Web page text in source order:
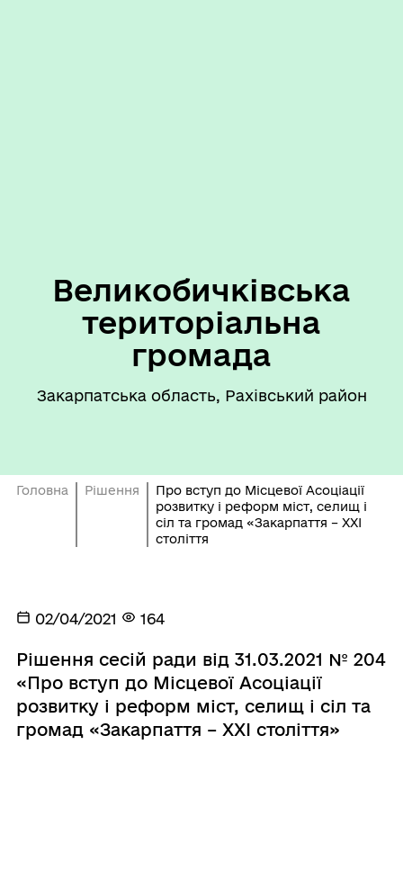
Великобичківська
територіальна
громада
Закарпатська область, Рахівський район
Головна Рішення
Про вступ до Місцевої Асоціації
розвитку і реформ міст, селищ і
сіл та громад «Закарпаття – ХХІ
століття
02/04/2021 164
Рішення сесій ради від 31.03.2021 № 204
«Про вступ до Місцевої Асоціації
розвитку і реформ міст, селищ і сіл та
громад «Закарпаття – ХХІ століття»